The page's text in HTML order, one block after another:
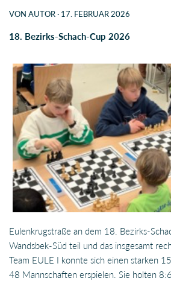
VON AUTOR· 17. FEBRUAR 2026
18. Bezirks-Schach-Cup 2026
Eulenkrugstraße an dem 18. Bezirks-
Wandsbek-Süd teil und das insgesamt
Team EULE I konnte sich einen starken
48 Mannschaften erspielen. Sie holten